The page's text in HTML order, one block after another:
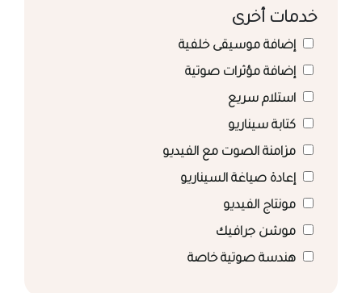
خدمات أخرى
إضافة موسيقى خلفية
إضافة مؤثرات صوتية
استلام سريع
كتابة سيناريو
مزامنة الصوت مع الفيديو
إعادة صياغة السيناريو
مونتاج الفيديو
موشن جرافيك
هندسة صوتية خاصة